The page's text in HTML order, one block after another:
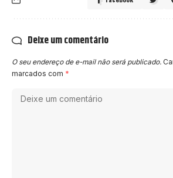
Deixe um comentário
O seu endereço de e-mail não será publicado.
marcados com *